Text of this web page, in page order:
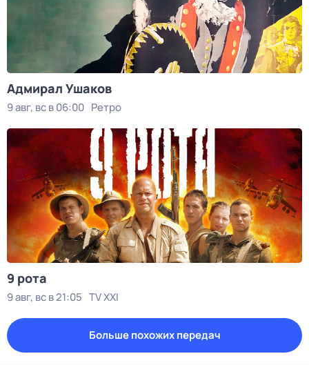
Адмирал Ушаков
9 авг, вс в 06:00 Ретро
9 рота
9 авг, вс в 21:05 TV XXI
Больше похожих передач